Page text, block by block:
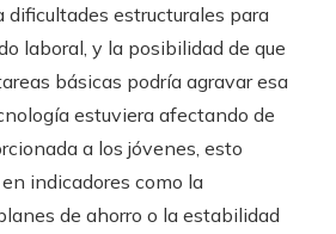
dificultades estructurales para
laboral, y la posibilidad de que
básicas podría agravar esa
estuviera afectando de
a los jóvenes, esto
indicadores como la
de ahorro o la estabilidad